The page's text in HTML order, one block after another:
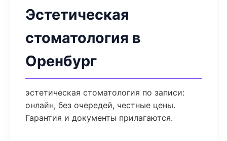
Эстетическая
стоматология в
Оренбург
эстетическая стоматология по записи:
онлайн, без очередей, честные цены.
Гарантия и документы прилагаются.